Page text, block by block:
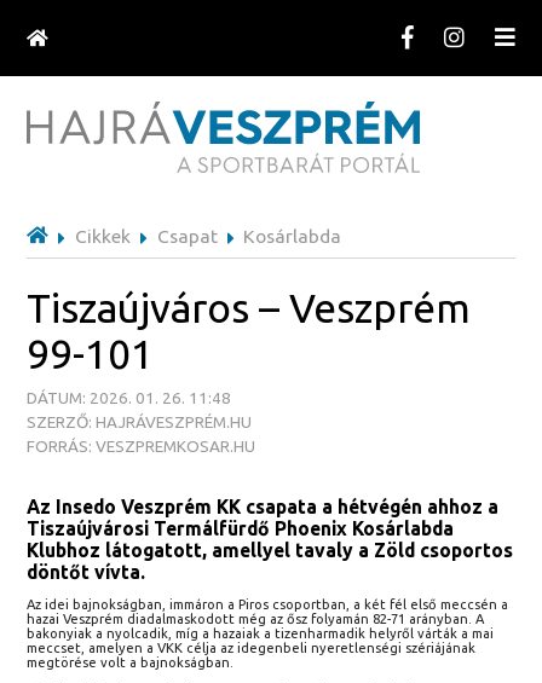
Cikkek Csapat Kosárlabda
Tiszaújváros – Veszprém
99-101
DÁTUM: 2026. 01. 26. 11:48
SZERZŐ: HAJRÁVESZPRÉM.HU
FORRÁS: VESZPREMKOSAR.HU
Az Insedo Veszprém KK csapata a hétvégén ahhoz a
Tiszaújvárosi Termálfürdő Phoenix Kosárlabda
Klubhoz látogatott, amellyel tavaly a Zöld csoportos
döntőt vívta.
Az idei bajnokságban, immáron a Piros csoportban, a két fél első meccsén a
hazai Veszprém diadalmaskodott még az ősz folyamán 82-71 arányban. A
bakonyiak a nyolcadik, míg a hazaiak a tizenharmadik helyről várták a mai
meccset, amelyen a VKK célja az idegenbeli nyeretlenségi szériájának
megtörése volt a bajnokságban.